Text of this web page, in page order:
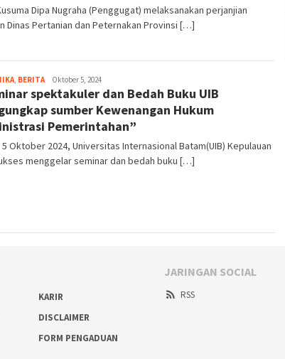
Dipa Nugraha (Penggugat) melaksanakan perjanjian
Dinas Pertanian dan Peternakan Provinsi […]
, BERITABayu
Hidayah
Oktober 5, 2024
spektakuler dan Bedah Buku UIB
sumber Kewenangan Hukum
Pemerintahan”
Oktober 2024, Universitas Internasional Batam(UIB) Kepulauan
menggelar seminar dan bedah buku […]
KARIR
DISCLAIMER
FORM PENGADUAN
JARINGAN SOCIAL
RSS